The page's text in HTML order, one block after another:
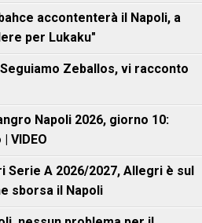
accontenterà il Napoli, a
per Lukaku"
Zeballos, vi racconto
Napoli 2026, giorno 10:
VIDEO
Serie A 2026/2027, Allegri è sul
sborsa il Napoli